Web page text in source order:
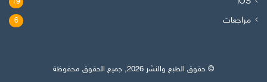
19
مراجعات 6
© حقوق الطبع والنشر 2026, جميع الحقوق محفوظة